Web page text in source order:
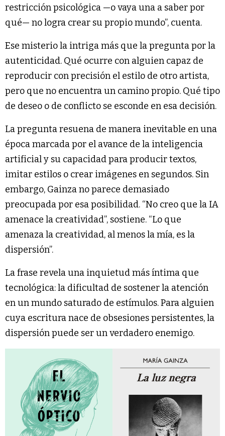
restricción psicológica —o vaya una a saber por
qué— no logra crear su propio mundo”, cuenta.
Ese misterio la intriga más que la pregunta por la
autenticidad. Qué ocurre con alguien capaz de
reproducir con precisión el estilo de otro artista,
pero que no encuentra un camino propio. Qué tipo
de deseo o de conflicto se esconde en esa decisión.
La pregunta resuena de manera inevitable en una
época marcada por el avance de la inteligencia
artificial y su capacidad para producir textos,
imitar estilos o crear imágenes en segundos. Sin
embargo, Gainza no parece demasiado
preocupada por esa posibilidad. “No creo que la IA
amenace la creatividad”, sostiene. “Lo que
amenaza la creatividad, al menos la mía, es la
dispersión”.
La frase revela una inquietud más íntima que
tecnológica: la dificultad de sostener la atención
en un mundo saturado de estímulos. Para alguien
cuya escritura nace de obsesiones persistentes, la
dispersión puede ser un verdadero enemigo.